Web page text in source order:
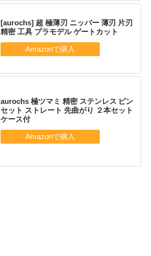
[aurochs] 超 極薄刃 ニッパー 薄刃 片刃
精密 工具 プラモデル ゲートカット
aurochs 極ツマミ 精密 ステンレス ピン
セット ストレート 先曲がり ２本セット
ケース付